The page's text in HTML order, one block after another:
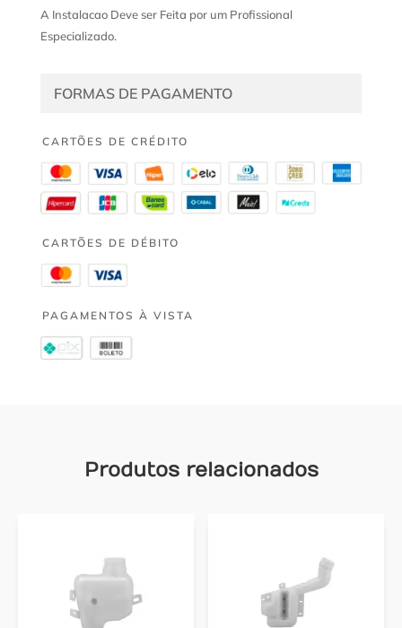
A Instalacao Deve ser Feita por um Profissional
Especializado.
FORMAS DE PAGAMENTO
CARTÕES DE CRÉDITO
CARTÕES DE DÉBITO
PAGAMENTOS À VISTA
Produtos relacionados